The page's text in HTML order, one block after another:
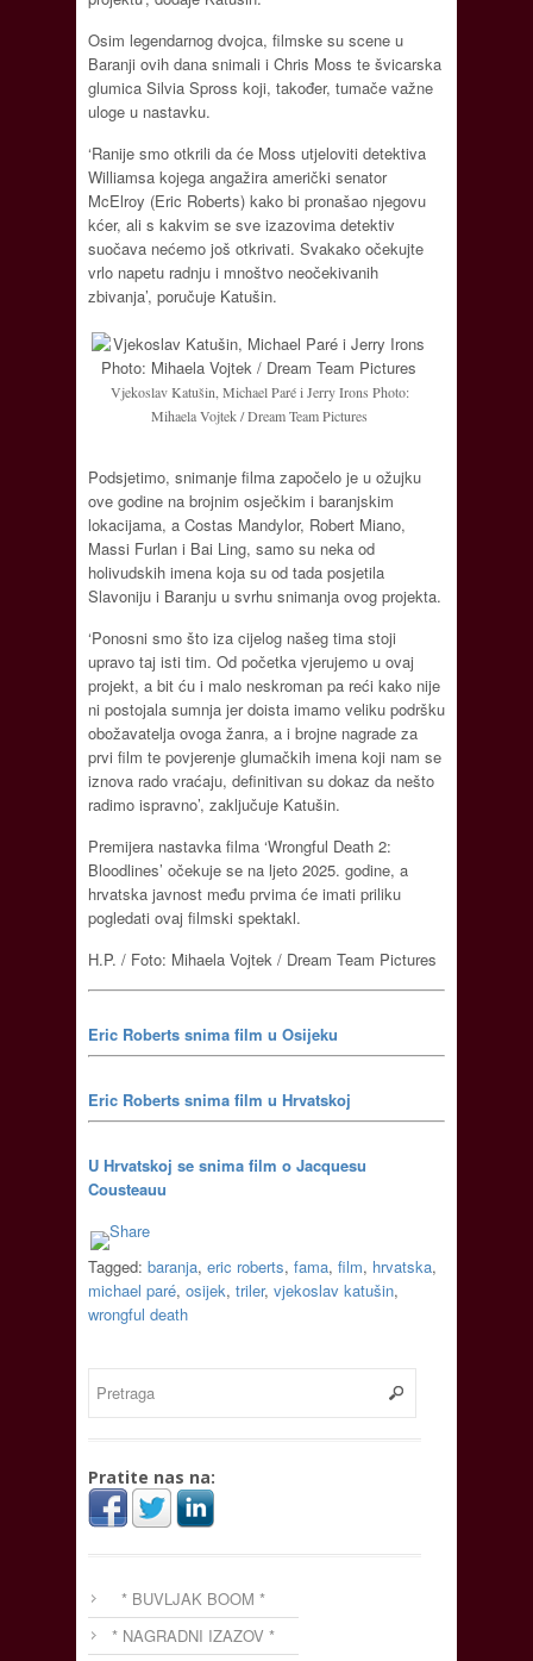
Osim legendarnog dvojca, filmske su scene u
Baranji ovih dana snimali i Chris Moss te švicarska
glumica Silvia Spross koji, također, tumače važne
uloge u nastavku.
‘Ranije smo otkrili da će Moss utjeloviti detektiva
Williamsa kojega angažira američki senator
McElroy (Eric Roberts) kako bi pronašao njegovu
kćer, ali s kakvim se sve izazovima detektiv
suočava nećemo još otkrivati. Svakako očekujte
vrlo napetu radnju i mnoštvo neočekivanih
zbivanja’, poručuje Katušin.
Vjekoslav Katušin, Michael Paré i Jerry Irons Photo:
Mihaela Vojtek / Dream Team Pictures
Podsjetimo, snimanje filma započelo je u ožujku
ove godine na brojnim osječkim i baranjskim
lokacijama, a Costas Mandylor, Robert Miano,
Massi Furlan i Bai Ling, samo su neka od
holivudskih imena koja su od tada posjetila
Slavoniju i Baranju u svrhu snimanja ovog projekta.
‘Ponosni smo što iza cijelog našeg tima stoji
upravo taj isti tim. Od početka vjerujemo u ovaj
projekt, a bit ću i malo neskroman pa reći kako nije
ni postojala sumnja jer doista imamo veliku podršku
obožavatelja ovoga žanra, a i brojne nagrade za
prvi film te povjerenje glumačkih imena koji nam se
iznova rado vraćaju, definitivan su dokaz da nešto
radimo ispravno’, zaključuje Katušin.
Premijera nastavka filma ‘Wrongful Death 2:
Bloodlines’ očekuje se na ljeto 2025. godine, a
hrvatska javnost među prvima će imati priliku
pogledati ovaj filmski spektakl.
H.P. / Foto: Mihaela Vojtek / Dream Team Pictures
Eric Roberts snima film u Osijeku
Eric Roberts snima film u Hrvatskoj
U Hrvatskoj se snima film o Jacquesu
Cousteauu
Tagged: baranja, eric roberts, fama, film, hrvatska,
michael paré, osijek, triler, vjekoslav katušin,
wrongful death
Pratite nas na:
* BUVLJAK BOOM *
* NAGRADNI IZAZOV *